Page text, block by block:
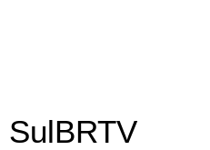
SulBRTV